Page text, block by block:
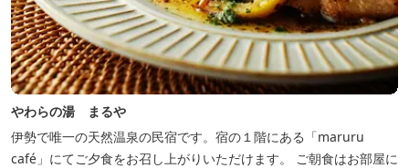
やわらの湯 まるや
伊勢で唯一の天然温泉の民宿です。宿の１階にある「maruru
café」にてご夕食をお召し上がりいただけます。 ご朝食はお部屋に